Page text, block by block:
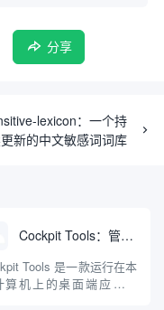
分享
lexicon：一个持
新的中文敏感词词库
Cockpit Tools：管理多个AI编程IDE账号与配置多开独立实例的本地桌面应用
Tools 是一款运行在本
算机上的桌面端应用程